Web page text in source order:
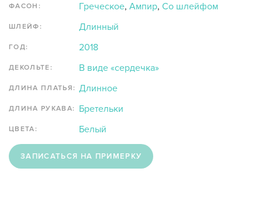
ФАСОН: Греческое, Ампир, Со шлейфом
ШЛЕЙФ: Длинный
ГОД: 2018
ДЕКОЛЬТЕ: В виде «сердечка»
ДЛИНА ПЛАТЬЯ: Длинное
ДЛИНА РУКАВА: Бретельки
ЦВЕТА: Белый
ЗАПИСАТЬСЯ НА ПРИМЕРКУ